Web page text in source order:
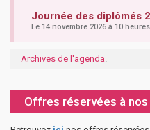
Journée des diplômés
Le 14 novembre 2026 à 10 heures
Archives de l'agenda.
Offres réservées à